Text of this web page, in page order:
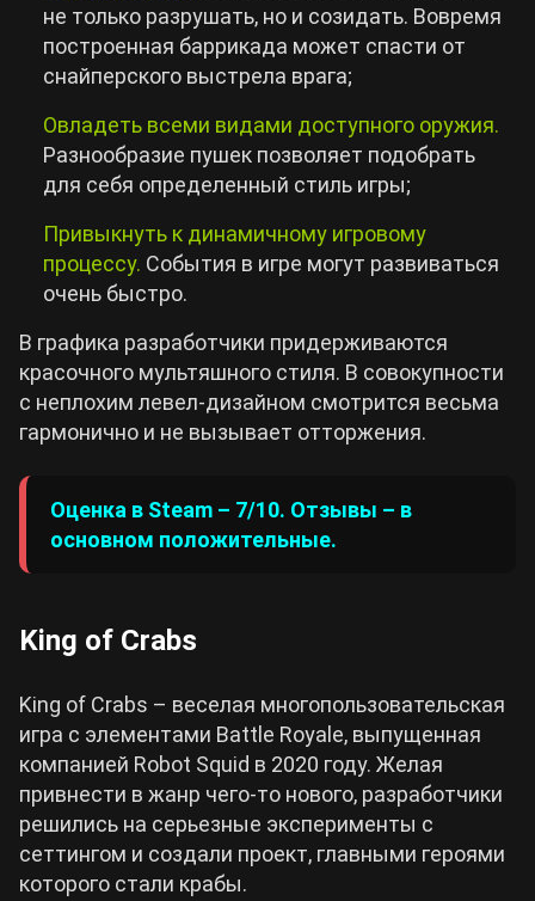
не только разрушать, но и созидать. Вовремя
построенная баррикада может спасти от
снайперского выстрела врага;
Овладеть всеми видами доступного оружия.
Разнообразие пушек позволяет подобрать
для себя определенный стиль игры;
Привыкнуть к динамичному игровому
процессу. События в игре могут развиваться
очень быстро.
В графика разработчики придерживаются
красочного мультяшного стиля. В совокупности
с неплохим левел-дизайном смотрится весьма
гармонично и не вызывает отторжения.
Оценка в Steam – 7/10. Отзывы – в
основном положительные.
King of Crabs
King of Crabs – веселая многопользовательская
игра с элементами Battle Royale, выпущенная
компанией Robot Squid в 2020 году. Желая
привнести в жанр чего-то нового, разработчики
решились на серьезные эксперименты с
сеттингом и создали проект, главными героями
которого стали крабы.